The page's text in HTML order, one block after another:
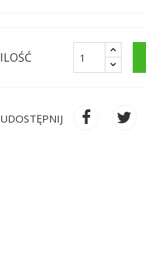
ILOŚĆ
UDOSTĘPNIJ